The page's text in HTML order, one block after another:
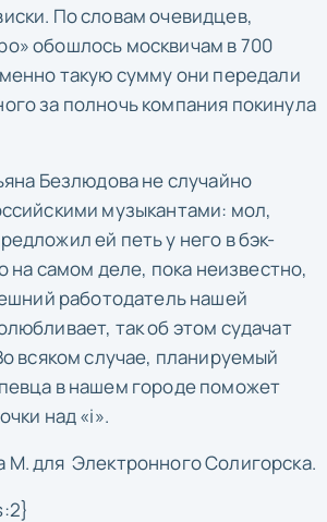
По словам очевидцев,
обошлось москвичам в 700
такую сумму они передали
за полночь компания покинула
Безлюдова не случайно
музыкантами: мол,
ей петь у него в бэк-
на самом деле, пока неизвестно,
работодатель нашей
так об этом судачат
всяком случае, планируемый
в нашем городе поможет
над «і».
М. для Электронного Солигорска.